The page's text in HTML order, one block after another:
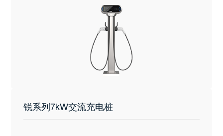
锐系列7kW交流充电桩